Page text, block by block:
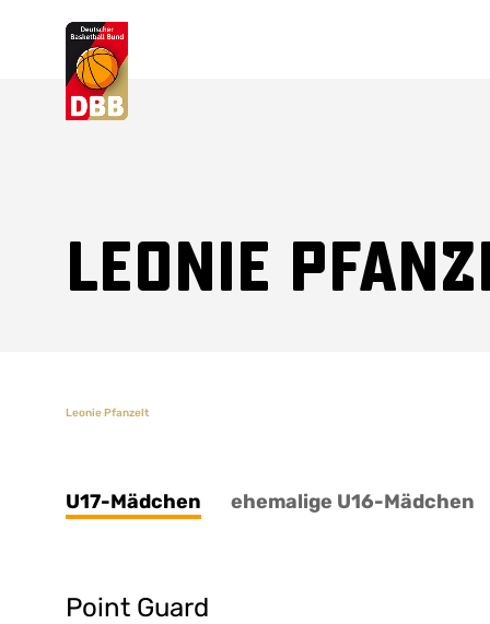
Suchvorschläge
Leonie
Leonie Pfanzelt
U17-Mädchen ehemalige U16-Mädchen
Point Guard